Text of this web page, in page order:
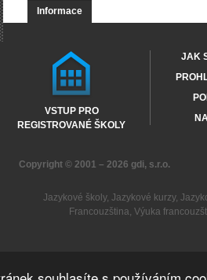
Informace
VSTUP PRO
REGISTROVANÉ ŠKOLY
JAK
Copyright © 2001 – 2026 gdi, s.r.o.
Jazykové školy, Jazykové kurzy,
Francouzština, Výuka